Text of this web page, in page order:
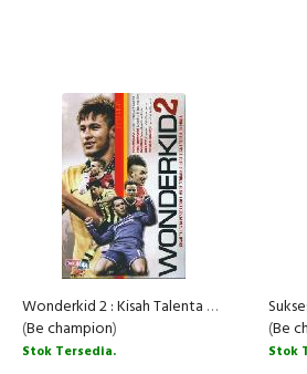
Wonderkid 2 : Kisah Talenta Persepakbola Muda Terbaik Di Liga-Liga Terbaik di Dunia
(Be champion)
Stok Tersedia.
(Be
Stok